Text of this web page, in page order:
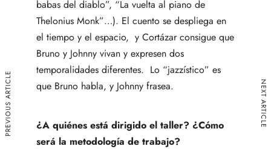
babas del diablo”, “La vuelta al piano de
Thelonius Monk”…). El cuento se despliega en
el tiempo y el espacio, y Cortázar consigue que
Bruno y Johnny vivan y expresen dos
temporalidades diferentes. Lo “jazzístico” es
que Bruno habla, y Johnny frasea.
¿A quiénes está dirigido el taller? ¿Cómo
será la metodología de trabajo?
PREVIOUS ARTICLE NEXT ARTICLE